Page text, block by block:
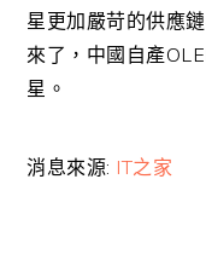
星更加嚴苛的供應
來了，中國自產
星。
消息來源: IT之家